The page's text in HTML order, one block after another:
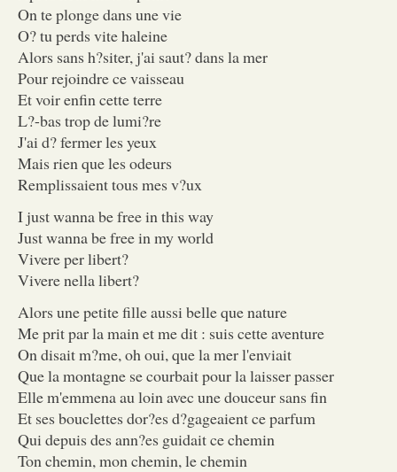
On te plonge dans une vie
O? tu perds vite haleine
Alors sans h?siter, j'ai saut? dans la mer
Pour rejoindre ce vaisseau
Et voir enfin cette terre
L?-bas trop de lumi?re
J'ai d? fermer les yeux
Mais rien que les odeurs
Remplissaient tous mes v?ux
I just wanna be free in this way
Just wanna be free in my world
Vivere per libert?
Vivere nella libert?
Alors une petite fille aussi belle que nature
Me prit par la main et me dit : suis cette aventure
On disait m?me, oh oui, que la mer l'enviait
Que la montagne se courbait pour la laisser passer
Elle m'emmena au loin avec une douceur sans fin
Et ses bouclettes dor?es d?gageaient ce parfum
Qui depuis des ann?es guidait ce chemin
Ton chemin, mon chemin, le chemin